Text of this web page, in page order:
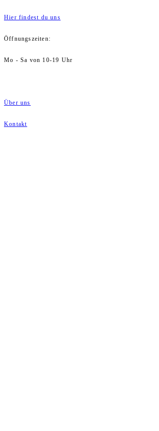
Hier findest du uns
Öffnungszeiten:
Mo - Sa von 10-19 Uhr
Über uns
Kontakt